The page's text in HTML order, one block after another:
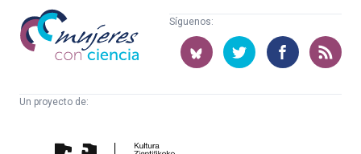
Mujeres
con
ciencia
Síguenos:
Un proyecto de: